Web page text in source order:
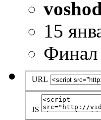
15
Финал
URL
JS